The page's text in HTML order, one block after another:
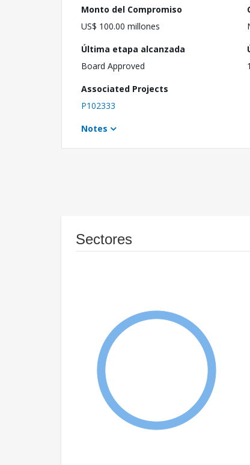
Monto del Compromiso
US$ 100.00 millones
Última etapa alcanzada
Board Approved
Associated Projects
P102333
Notes
Sectores